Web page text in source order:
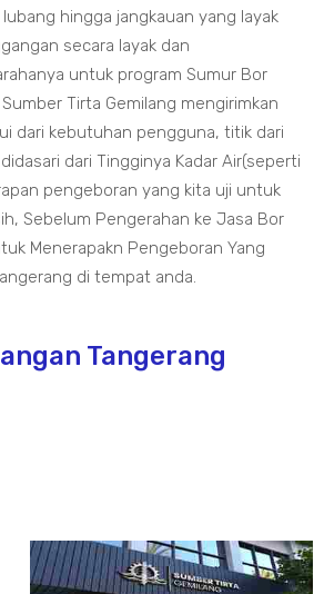
hingga jangkauan yang layak
secara layak dan
untuk program Sumur Bor
Tirta Gemilang mengirimkan
dari kebutuhan pengguna, titik dari
dari Tingginya Kadar Air(seperti
pengeboran yang kita uji untuk
Sebelum Pengerahan ke Jasa Bor
Menerapakn Pengeboran Yang
di tempat anda.
Tangerang